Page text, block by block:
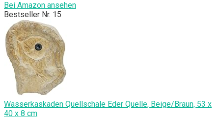
Bei Amazon ansehen
Bestseller Nr. 15
Wasserkaskaden Quellschale Eder Quelle, Beige/Braun, 53 x
40 x 8 cm